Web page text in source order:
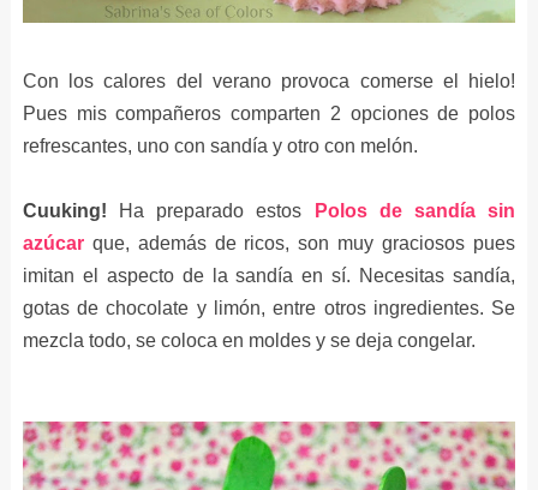
Con los calores del verano provoca comerse el hielo!
Pues mis compañeros comparten 2 opciones de polos
refrescantes, uno con sandía y otro con melón.
Cuuking! Ha preparado estos
Polos de sandía sin
azúcarque, además de ricos, son muy graciosos pues
imitan el aspecto de la sandía en sí. Necesitas sandía,
gotas de chocolate y limón, entre otros ingredientes. Se
mezcla todo, se coloca en moldes y se deja congelar.